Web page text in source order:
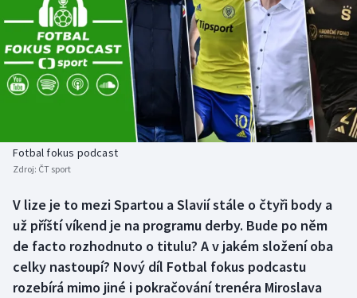
Americký fotbal
Baseball a softbal
Basketbal
Boby a skeleton
Box
Curling
Dostihy
NEPŘEHLÉDNĚTE
Soutěže
Historické návraty
AZ kvíz
Fotbal fokus podcast
Zdroj: ČT sport
V lize je to mezi Spartou a Slavií stále o čtyři body a
už příští víkend je na programu derby. Bude po něm
de facto rozhodnuto o titulu? A v jakém složení oba
celky nastoupí? Nový díl Fotbal fokus podcastu
rozebírá mimo jiné i pokračování trenéra Miroslava